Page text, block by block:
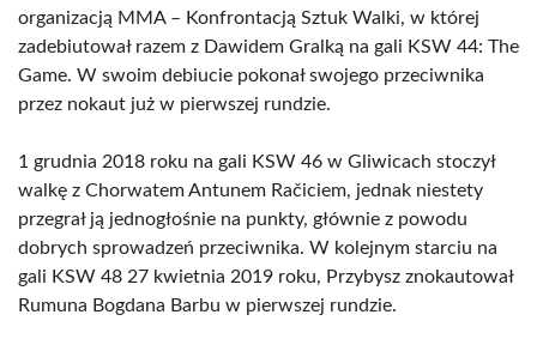
organizacją MMA – Konfrontacją Sztuk Walki, w której
zadebiutował razem z Dawidem Gralką na gali KSW 44: The
Game. W swoim debiucie pokonał swojego przeciwnika
przez nokaut już w pierwszej rundzie.
1 grudnia 2018 roku na gali KSW 46 w Gliwicach stoczył
walkę z Chorwatem Antunem Račiciem, jednak niestety
przegrał ją jednogłośnie na punkty, głównie z powodu
dobrych sprowadzeń przeciwnika. W kolejnym starciu na
gali KSW 48 27 kwietnia 2019 roku, Przybysz znokautował
Rumuna Bogdana Barbu w pierwszej rundzie.